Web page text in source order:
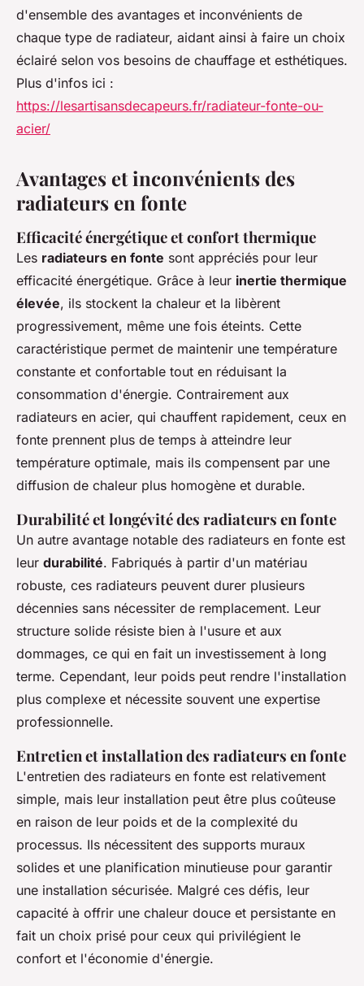
d'ensemble des avantages et inconvénients de
chaque type de radiateur, aidant ainsi à faire un choix
éclairé selon vos besoins de chauffage et esthétiques.
Plus d'infos ici :
https://lesartisansdecapeurs.fr/radiateur-fonte-ou-
acier/
Avantages et inconvénients des
radiateurs en fonte
Efficacité énergétique et confort thermique
Les radiateurs en fonte sont appréciés pour leur
efficacité énergétique. Grâce à leur inertie thermique
élevée, ils stockent la chaleur et la libèrent
progressivement, même une fois éteints. Cette
caractéristique permet de maintenir une température
constante et confortable tout en réduisant la
consommation d'énergie. Contrairement aux
radiateurs en acier, qui chauffent rapidement, ceux en
fonte prennent plus de temps à atteindre leur
température optimale, mais ils compensent par une
diffusion de chaleur plus homogène et durable.
Durabilité et longévité des radiateurs en fonte
Un autre avantage notable des radiateurs en fonte est
leur durabilité. Fabriqués à partir d'un matériau
robuste, ces radiateurs peuvent durer plusieurs
décennies sans nécessiter de remplacement. Leur
structure solide résiste bien à l'usure et aux
dommages, ce qui en fait un investissement à long
terme. Cependant, leur poids peut rendre l'installation
plus complexe et nécessite souvent une expertise
professionnelle.
Entretien et installation des radiateurs en fonte
L'entretien des radiateurs en fonte est relativement
simple, mais leur installation peut être plus coûteuse
en raison de leur poids et de la complexité du
processus. Ils nécessitent des supports muraux
solides et une planification minutieuse pour garantir
une installation sécurisée. Malgré ces défis, leur
capacité à offrir une chaleur douce et persistante en
fait un choix prisé pour ceux qui privilégient le
confort et l'économie d'énergie.